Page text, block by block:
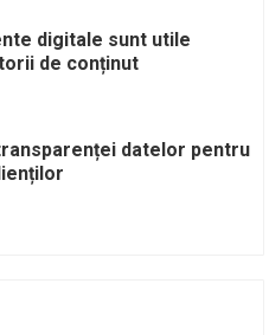
digitale sunt utile
de conținut
datelor pentru